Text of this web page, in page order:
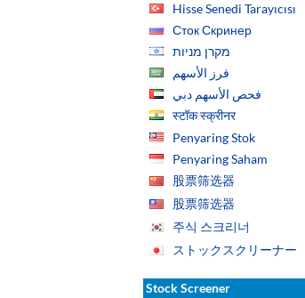
Hisse Senedi Tarayıcısı
Сток Скринер
מקרן מניות
فرز الأسهم
فحص الأسهم دبي
स्टॉक स्क्रीनर
Penyaring Stok
Penyaring Saham
股票筛选器
股票筛选器
주식 스크리너
ストックスクリーナー
Stock Screener